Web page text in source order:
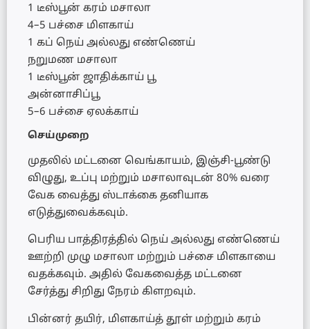
1 டீஸ்பூன் கரம் மசாலா
4–5 பச்சை மிளகாய்
1 கப் நெய் அல்லது எண்ணெய்
நறுமண மசாலா
1 டீஸ்பூன் ஜாதிக்காய் பூ
அன்னாசிப்பூ
5–6 பச்சை ஏலக்காய்
செய்முறை
முதலில் மட்டனை வெங்காயம், இஞ்சி-பூண்டு
விழுது, உப்பு மற்றும் மசாலாவுடன் 80% வரை
வேக வைத்து ஸ்டாக்கை தனியாக
எடுத்துவைக்கவும்.
பெரிய பாத்திரத்தில் நெய் அல்லது எண்ணெய்
ஊற்றி முழு மசாலா மற்றும் பச்சை மிளகாயை
வதக்கவும். அதில் வேகவைத்த மட்டனை
சேர்த்து சிறிது நேரம் கிளறவும்.
பின்னர் தயிர், மிளகாய்த் தூள் மற்றும் கரம்